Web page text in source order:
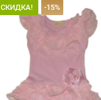
СКИДКА! -15%